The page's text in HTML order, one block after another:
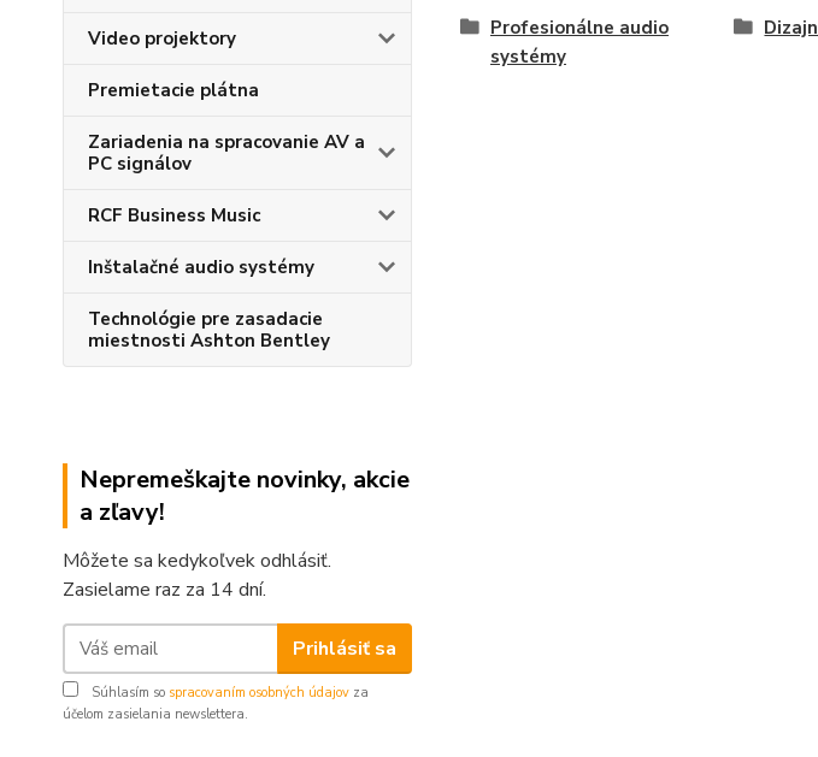
Video projektory
Premietacie plátna
Zariadenia na spracovanie AV a
PC signálov
RCF Business Music
Inštalačné audio systémy
Technológie pre zasadacie
miestnosti Ashton Bentley
Nepremeškajte novinky, akcie
a zľavy!
Môžete sa kedykoľvek odhlásiť.
Zasielame raz za 14 dní.
Prihlásiť sa
Súhlasím so spracovaním osobných údajov za
účelom zasielania newslettera.
Profesionálne audio
systémy